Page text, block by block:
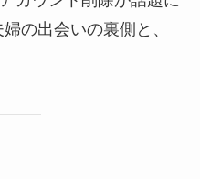
の出会いの裏側と、